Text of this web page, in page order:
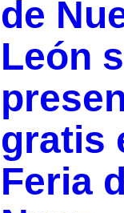
de
León
gratis
Feria